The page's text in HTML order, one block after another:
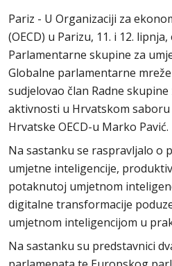
Pariz - U Organizaciji za
(OECD) u Parizu, 11. i 12.
Parlamentarne skupine za
Globalne parlamentarne
sudjelovao član Radne
aktivnosti u Hrvatskom
Hrvatske OECD-u Marko Pavić.
Na sastanku se raspravljalo o
umjetne inteligencije,
potaknutoj umjetnom
digitalne transformacije
umjetnom inteligencijom u
Na sastanku su predstavnici